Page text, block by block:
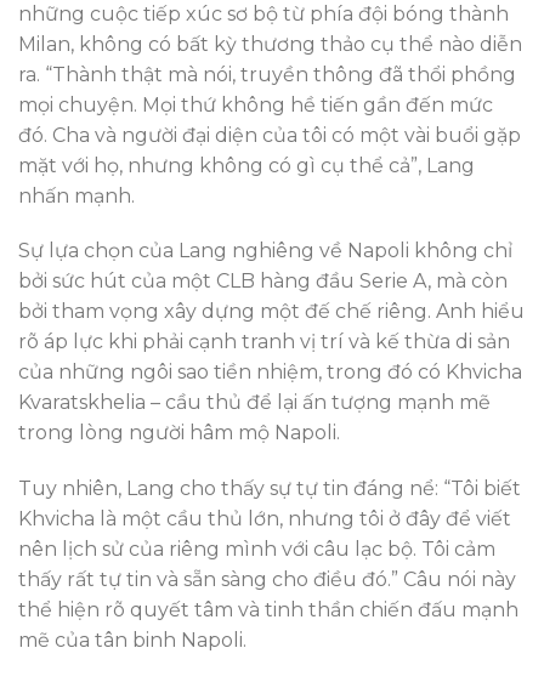
những cuộc tiếp xúc sơ bộ từ phía đội bóng thành
Milan, không có bất kỳ thương thảo cụ thể nào diễn
ra. “Thành thật mà nói, truyền thông đã thổi phồng
mọi chuyện. Mọi thứ không hề tiến gần đến mức
đó. Cha và người đại diện của tôi có một vài buổi gặp
mặt với họ, nhưng không có gì cụ thể cả”, Lang
nhấn mạnh.
Sự lựa chọn của Lang nghiêng về Napoli không chỉ
bởi sức hút của một CLB hàng đầu Serie A, mà còn
bởi tham vọng xây dựng một đế chế riêng. Anh hiểu
rõ áp lực khi phải cạnh tranh vị trí và kế thừa di sản
của những ngôi sao tiền nhiệm, trong đó có Khvicha
Kvaratskhelia – cầu thủ để lại ấn tượng mạnh mẽ
trong lòng người hâm mộ Napoli.
Tuy nhiên, Lang cho thấy sự tự tin đáng nể: “Tôi biết
Khvicha là một cầu thủ lớn, nhưng tôi ở đây để viết
nên lịch sử của riêng mình với câu lạc bộ. Tôi cảm
thấy rất tự tin và sẵn sàng cho điều đó.” Câu nói này
thể hiện rõ quyết tâm và tinh thần chiến đấu mạnh
mẽ của tân binh Napoli.